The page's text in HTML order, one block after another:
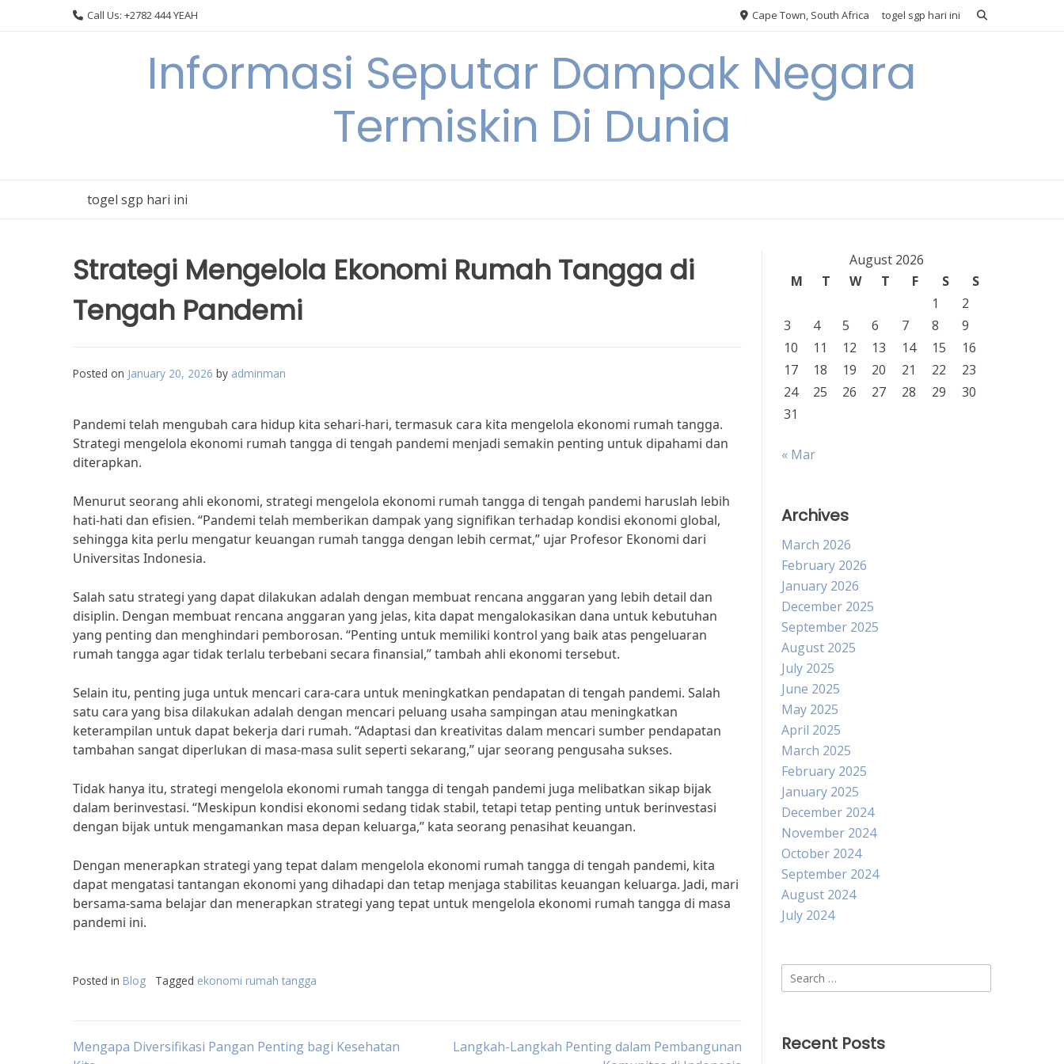
Call Us: +2782 444 YEAH Cape Town, South Africa togel sgp hari ini
Informasi Seputar Dampak Negara
Termiskin Di Dunia
togel sgp hari ini
Strategi Mengelola Ekonomi Rumah Tangga di
Tengah Pandemi
Posted on January 20, 2026 by adminman
Pandemi telah mengubah cara hidup kita sehari-hari, termasuk cara kita mengelola ekonomi rumah tangga.
Strategi mengelola ekonomi rumah tangga di tengah pandemi menjadi semakin penting untuk dipahami dan
diterapkan.
Menurut seorang ahli ekonomi, strategi mengelola ekonomi rumah tangga di tengah pandemi haruslah lebih
hati-hati dan efisien. “Pandemi telah memberikan dampak yang signifikan terhadap kondisi ekonomi global,
sehingga kita perlu mengatur keuangan rumah tangga dengan lebih cermat,” ujar Profesor Ekonomi dari
Universitas Indonesia.
Salah satu strategi yang dapat dilakukan adalah dengan membuat rencana anggaran yang lebih detail dan
disiplin. Dengan membuat rencana anggaran yang jelas, kita dapat mengalokasikan dana untuk kebutuhan
yang penting dan menghindari pemborosan. “Penting untuk memiliki kontrol yang baik atas pengeluaran
rumah tangga agar tidak terlalu terbebani secara finansial,” tambah ahli ekonomi tersebut.
Selain itu, penting juga untuk mencari cara-cara untuk meningkatkan pendapatan di tengah pandemi. Salah
satu cara yang bisa dilakukan adalah dengan mencari peluang usaha sampingan atau meningkatkan
keterampilan untuk dapat bekerja dari rumah. “Adaptasi dan kreativitas dalam mencari sumber pendapatan
tambahan sangat diperlukan di masa-masa sulit seperti sekarang,” ujar seorang pengusaha sukses.
Tidak hanya itu, strategi mengelola ekonomi rumah tangga di tengah pandemi juga melibatkan sikap bijak
dalam berinvestasi. “Meskipun kondisi ekonomi sedang tidak stabil, tetapi tetap penting untuk berinvestasi
dengan bijak untuk mengamankan masa depan keluarga,” kata seorang penasihat keuangan.
Dengan menerapkan strategi yang tepat dalam mengelola ekonomi rumah tangga di tengah pandemi, kita
dapat mengatasi tantangan ekonomi yang dihadapi dan tetap menjaga stabilitas keuangan keluarga. Jadi, mari
bersama-sama belajar dan menerapkan strategi yang tepat untuk mengelola ekonomi rumah tangga di masa
pandemi ini.
Posted in Blog Tagged ekonomi rumah tangga
Post
Mengapa Diversifikasi Pangan Penting bagi Kesehatan
Langkah-Langkah Penting dalam Pembangunan
August 2026
M
T W T F S
S
1
2
3
4 5 6 7 8
9
10
11 12 13 14 15
16
17
18 19 20 21 22
23
24
25 26 27 28 29
30
31
« Mar
Archives
March 2026
February 2026
January 2026
December 2025
September 2025
August 2025
July 2025
June 2025
May 2025
April 2025
March 2025
February 2025
January 2025
December 2024
November 2024
October 2024
September 2024
August 2024
July 2024
Search
for:
Recent Posts